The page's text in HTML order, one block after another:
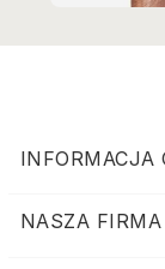
INFORMACJA
NASZA FIRMA